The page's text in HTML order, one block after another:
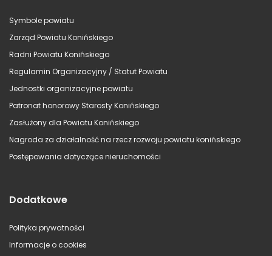
Symbole powiatu
Zarząd Powiatu Konińskiego
Radni Powiatu Konińskiego
Regulamin Organizacyjny / Statut Powiatu
Jednostki organizacyjne powiatu
Patronat honorowy Starosty Konińskiego
Zasłużony dla Powiatu Konińskiego
Nagroda za działalność na rzecz rozwoju powiatu konińskiego
Postępowania dotyczące nieruchomości
Dodatkowe
Polityka prywatności
Informacje o cookies